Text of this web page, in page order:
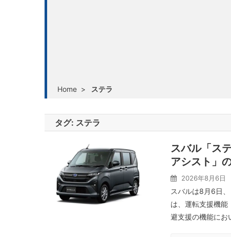
Home > ステラ
タグ: ステラ
スバル「ス
アシスト」
2026年8月6日
スバルは8月6日
は、運転支援機能
避支援の機能に